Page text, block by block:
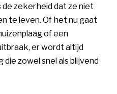
zekerheid dat ze niet
te leven. Of het nu gaat
of een
er wordt altijd
zowel snel als blijvend